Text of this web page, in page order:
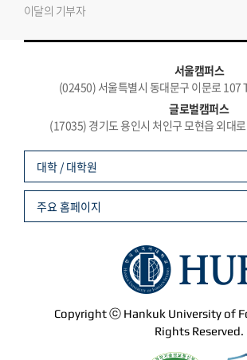
이달의 기부자
서울캠퍼스
(02450) 서울특별시 동대문구 이문로
글로벌캠퍼스
(17035) 경기도 용인시 처인구 모현읍 외대
Copyright ⓒ Hankuk University of
Rights Reserved.
대학 / 대학원
주요 홈페이지